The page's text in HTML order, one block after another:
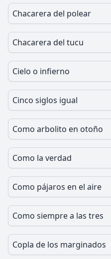
Chacarera del polear
Chacarera del tucu
Cielo o infierno
Cinco siglos igual
Como arbolito en otoño
Como la verdad
Como pájaros en el aire
Como siempre a las tres
Copla de los marginados